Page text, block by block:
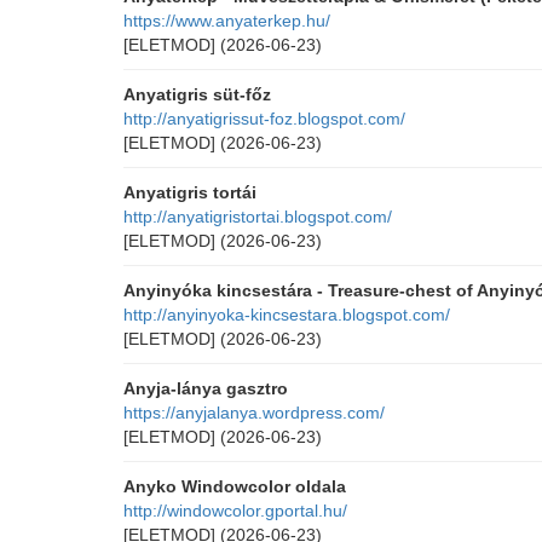
https://www.anyaterkep.hu/
[ELETMOD] (2026-06-23)
Anyatigris süt-főz
http://anyatigrissut-foz.blogspot.com/
[ELETMOD] (2026-06-23)
Anyatigris tortái
http://anyatigristortai.blogspot.com/
[ELETMOD] (2026-06-23)
Anyinyóka kincsestára - Treasure-chest of
http://anyinyoka-kincsestara.blogspot.com/
[ELETMOD] (2026-06-23)
Anyja-lánya gasztro
https://anyjalanya.wordpress.com/
[ELETMOD] (2026-06-23)
Anyko Windowcolor oldala
http://windowcolor.gportal.hu/
[ELETMOD] (2026-06-23)